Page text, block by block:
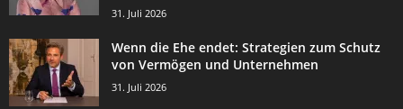
31. Juli 2026
Wenn die Ehe endet: Strategien zum Schutz
von Vermögen und Unternehmen
31. Juli 2026